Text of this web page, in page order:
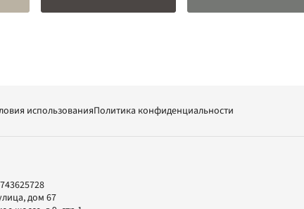
использованияПолитика конфиденциальности
дом 67